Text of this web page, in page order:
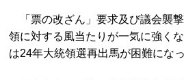
「票の改ざん」要求及び議会襲
領に対する風当たりが一気に強く
は24年大統領選再出馬が困難にな